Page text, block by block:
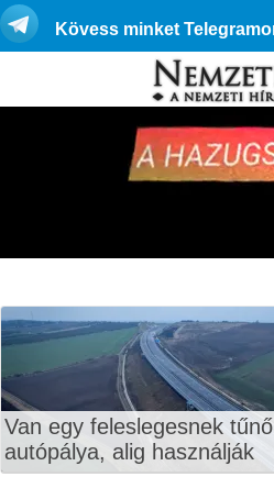
Kövess minket
Van egy feleslegesnek
autópálya, alig használják